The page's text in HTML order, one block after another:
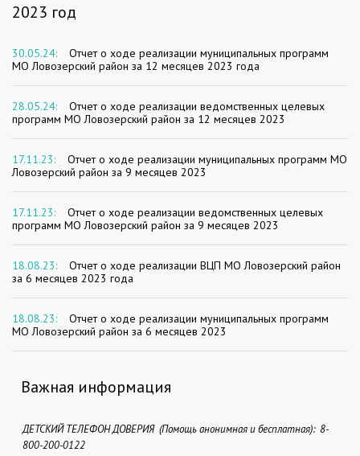
2023 год
30.05.24:
Отчет о ходе реализации муниципальных программ
МО Ловозерский район за 12 месяцев 2023 года
28.05.24:
Отчет о ходе реализации ведомственных целевых
программ МО Ловозерский район за 12 месяцев 2023
17.11.23:
Отчет о ходе реализации муниципальных программ МО
Ловозерский район за 9 месяцев 2023
17.11.23:
Отчет о ходе реализации ведомственных целевых
программ МО Ловозерский район за 9 месяцев 2023
18.08.23:
Отчет о ходе реализации ВЦП МО Ловозерский район
за 6 месяцев 2023 года
18.08.23:
Отчет о ходе реализации муниципальных программ
МО Ловозерский район за 6 месяцев 2023
Важная информация
ДЕТСКИЙ ТЕЛЕФОН ДОВЕРИЯ (Помощь анонимная и бесплатная): 8-
800-200-0122